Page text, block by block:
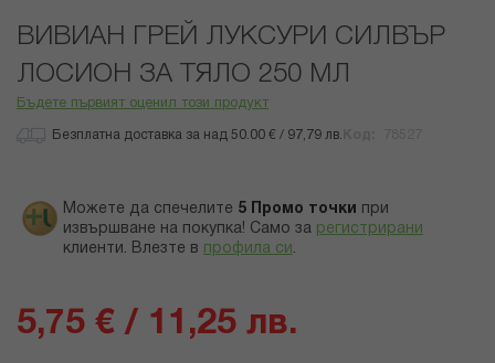
началото
галерия
със
ВИВИАН ГРЕЙ ЛУКСУРИ СИЛВЪР
ЛОСИОН ЗА ТЯЛО 250 МЛ
Бъдете първият оценил този продукт
Безплатна доставка за над 50.00 € / 97,79 лв.
Можете да спечелите 5 Промо точки
при
извършване на покупка! Само за регистрирани
клиенти. Влезте в профила си .
5,75 € / 11,25 лв.